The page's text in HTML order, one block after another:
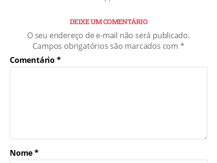
DEIXE UM COMENTÁRIO
O seu endereço de e-mail não será publicado.
Campos obrigatórios são marcados com *
Comentário*
Nome*